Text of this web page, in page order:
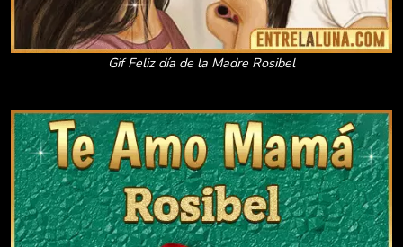
Gif Feliz día de la Madre Rosibel